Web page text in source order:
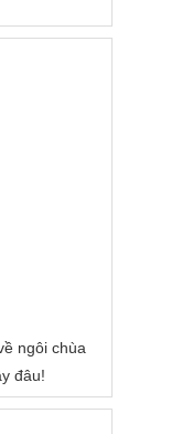
ngôi chùa
đâu!